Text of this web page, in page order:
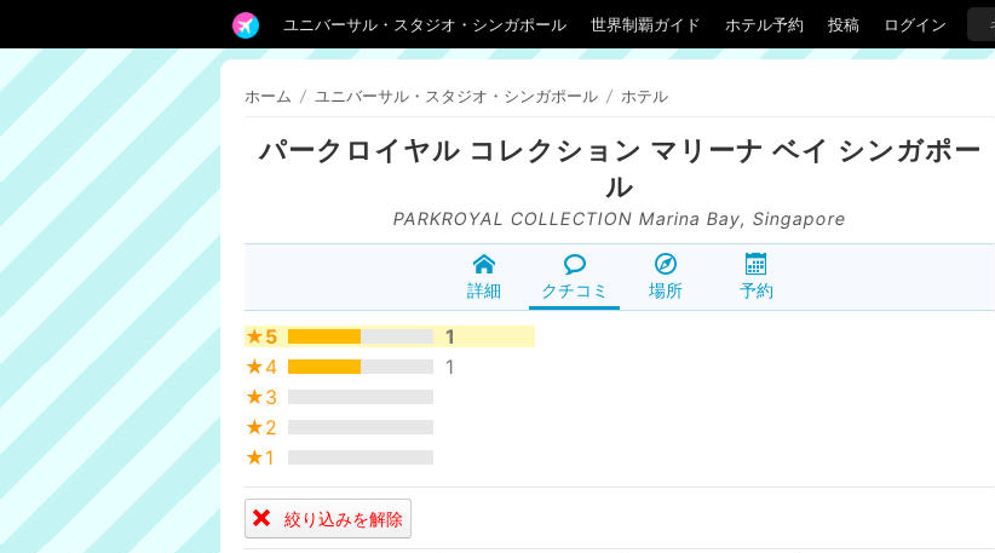
ユニバーサル・スタジオ・シンガポール 世界制覇ガイド ホテル予約 投稿 ログイン
ホーム / ユニバーサル・スタジオ・シンガポール / ホテル
パークロイヤル コレクション マリーナ ベイ シンガポー
ル
PARKROYAL COLLECTION Marina Bay, Singapore
詳細 クチコミ 場所 予約
★5
1
★4
1
★3
★2
★1
絞り込みを解除